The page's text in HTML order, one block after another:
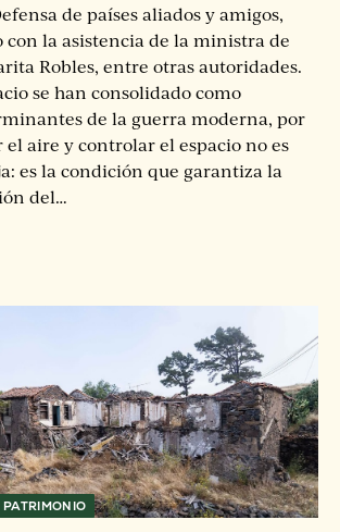
de países aliados y amigos,
con la asistencia de la ministra de
Robles, entre otras autoridades.
se han consolidado como
de la guerra moderna, por
aire y controlar el espacio no es
es la condición que garantiza la
del…